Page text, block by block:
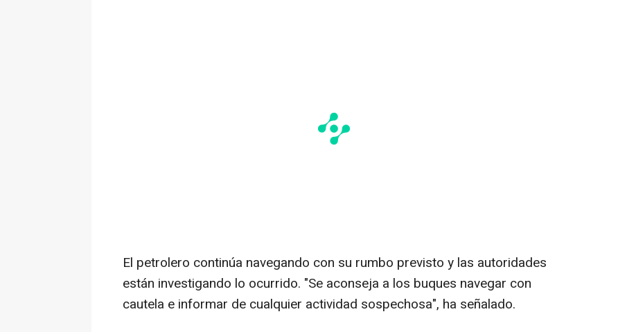
El petrolero continúa navegando con su rumbo previsto y las autoridades
están investigando lo ocurrido. "Se aconseja a los buques navegar con
cautela e informar de cualquier actividad sospechosa", ha señalado.